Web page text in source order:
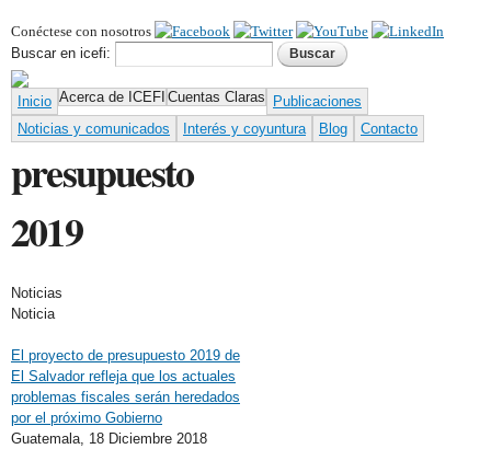
contenido
Conéctese con nosotros
Formulario de búsqueda
Buscar en icefi:
Inicio Acerca de ICEFI Cuentas Claras
Publicaciones
Noticias y comunicados
Interés y coyuntura Blog Contacto
presupuesto
2019
Noticias
Noticia
El proyecto de presupuesto 2019 de
El Salvador refleja que los actuales
problemas fiscales serán heredados
por el próximo Gobierno
Guatemala, 18 Diciembre 2018